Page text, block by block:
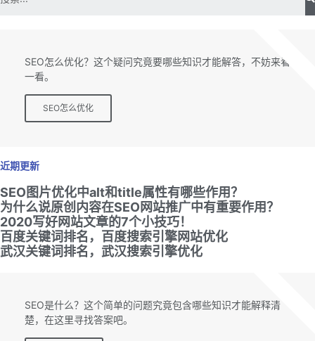
SEO怎么优化？这个疑问究竟要哪些知识才能解答，不妨来看
一看。
SEO怎么优化
SEO专题
近期更新
SEO图片优化中alt和title属性有哪些作用？
为什么说原创内容在SEO网站推广中有重要作用？
2020写好网站文章的7个小技巧！
百度关键词排名，百度搜索引擎网站优化
武汉关键词排名，武汉搜索引擎优化
SEO是什么？这个简单的问题究竟包含哪些知识才能解释清
楚，在这里寻找答案吧。
SEO专题